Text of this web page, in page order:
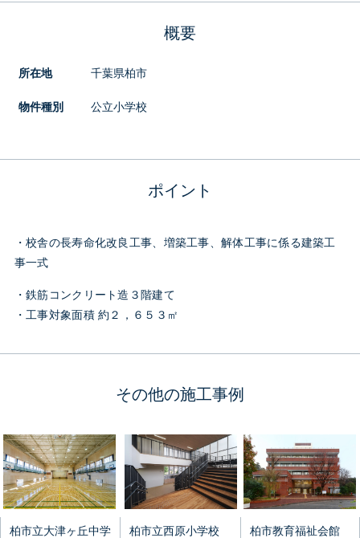
概要
所在地 千葉県柏市
物件種別 公立小学校
ポイント
・校舎の長寿命化改良工事、増築工事、解体工事に係る建築工
事一式
・鉄筋コンクリート造３階建て
・工事対象面積 約２，６５３㎡
その他の施工事例
柏市立大津ヶ丘中学
柏市立西原小学校 柏市教育福祉会館